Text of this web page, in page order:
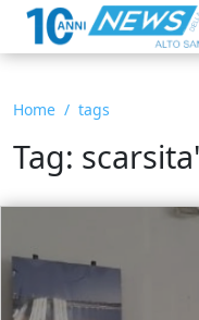
Home tags
Tag: